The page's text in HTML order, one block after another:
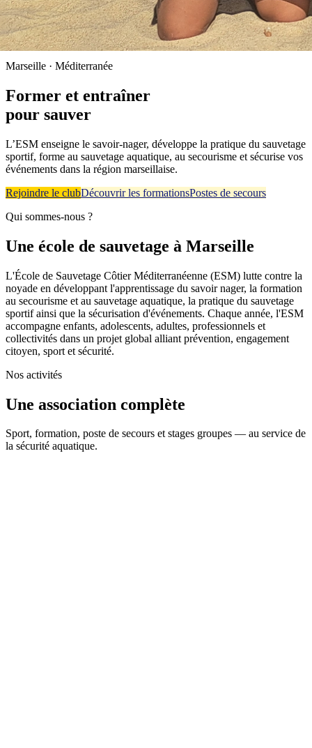
Marseille · Méditerranée
Former et entraîner
pour sauver
L’ESM enseigne le savoir-nager, développe la pratique du sauvetage
sportif, forme au sauvetage aquatique, au secourisme et sécurise vos
événements dans la région marseillaise.
Rejoindre le clubDécouvrir les formationsPostes de secours
Qui sommes-nous ?
Une école de sauvetage à Marseille
L'École de Sauvetage Côtier Méditerranéenne (ESM) lutte contre la
noyade en développant l'apprentissage du savoir nager, la formation
au secourisme et au sauvetage aquatique, la pratique du sauvetage
sportif ainsi que la sécurisation d'événements. Chaque année, l'ESM
accompagne enfants, adolescents, adultes, professionnels et
collectivités dans un projet global alliant prévention, engagement
citoyen, sport et sécurité.
Nos activités
Une association complète
Sport, formation, poste de secours et stages groupes — au service de
la sécurité aquatique.